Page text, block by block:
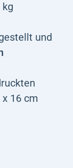
kg
und
16 cm